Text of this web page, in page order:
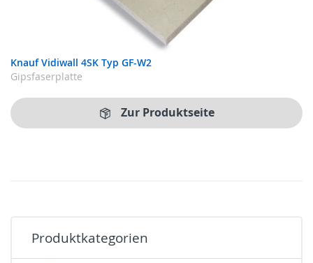
Knauf Vidiwall 4SK Typ GF-W2
Gipsfaserplatte
Zur Produktseite
Produktkategorien